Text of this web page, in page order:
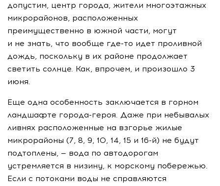
допустим, центр города, жители многоэтажных
микрорайонов, расположенных
преимущественно в южной части, могут
и не знать, что вообще где-то идет проливной
дождь, поскольку в их районе продолжает
светить солнце. Как, впрочем, и произошло 3
июня.
Еще одна особенность заключается в горном
ландшафте города-героя. Даже при небывалых
ливнях расположенные на взгорье жилые
микрорайоны (7, 8, 9, 10, 14, 15 и 16-й) не будут
подтоплены, — вода по автодорогам
устремляется в низину, к морскому побережью.
Если с потоками воды не справляются